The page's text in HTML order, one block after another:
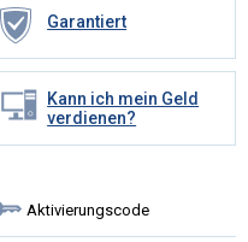
Garantiert
Kann ich mein Geld
verdienen?
Aktivierungscode